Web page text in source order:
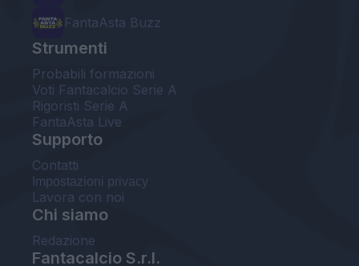
FantaAsta Buzz
Strumenti
Probabili formazioni
Voti Fantacalcio Serie A
Rigoristi Serie A
FantaAsta Live
Supporto
Contatti
Impostazioni privacy
Lavora con noi
Chi siamo
Redazione
Fantacalcio S.r.l.